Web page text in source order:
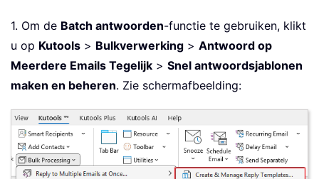
1. Om de Batch antwoorden-functie te gebruiken, klikt
u op Kutools > Bulkverwerking > Antwoord op
Meerdere Emails Tegelijk > Snel antwoordsjablonen
maken en beheren. Zie schermafbeelding: